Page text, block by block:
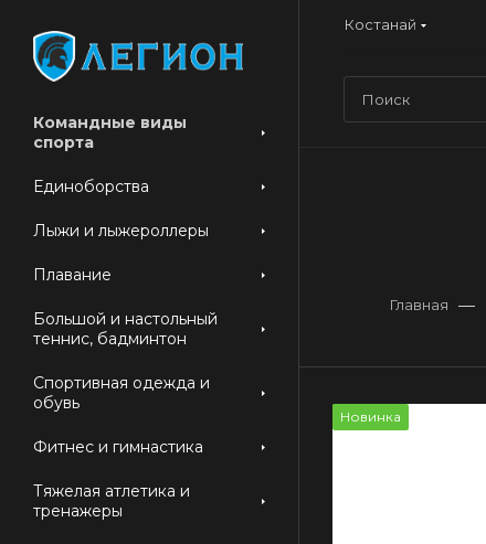
Костанай
Командные виды
спорта
Единоборства
Лыжи и лыжероллеры
Плавание
Большой и настольный
теннис, бадминтон
Спортивная одежда и
обувь
Фитнес и гимнастика
Тяжелая атлетика и
тренажеры
Главная —
Новинка